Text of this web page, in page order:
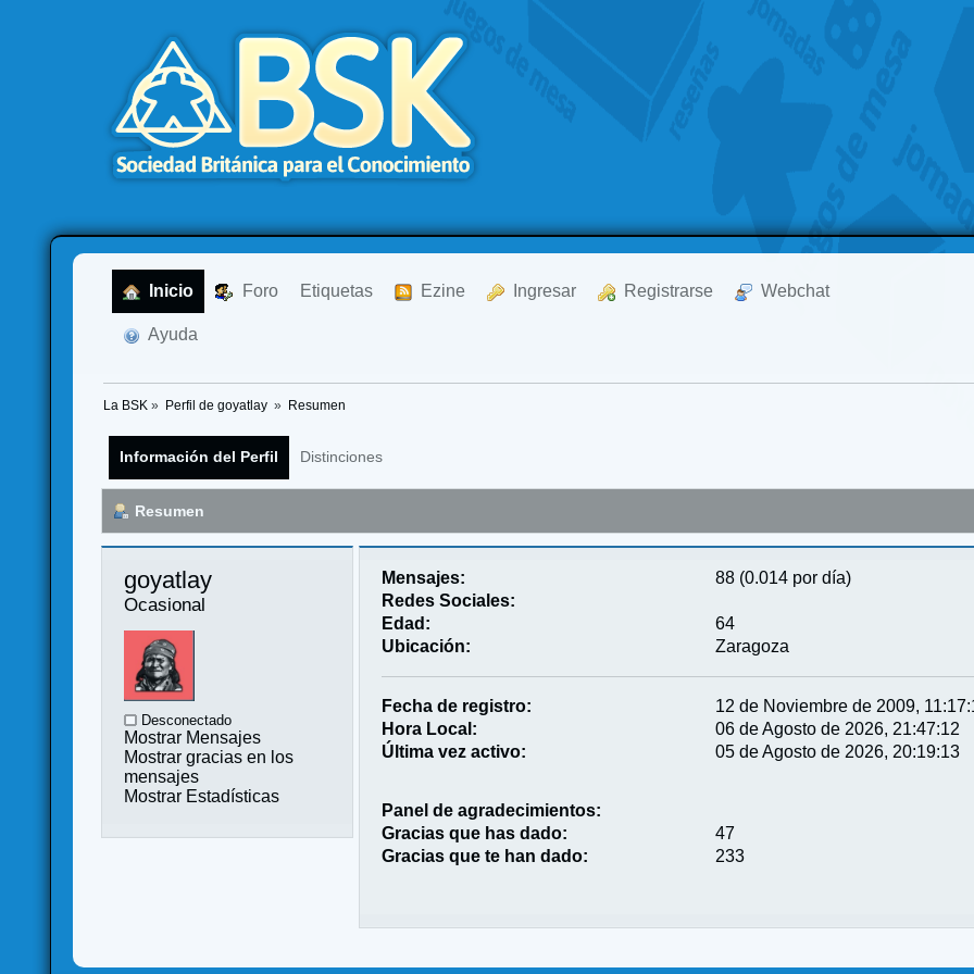
Inicio Foro Etiquetas Ezine Ingresar Registrarse Webchat
Ayuda
La BSK » Perfil de goyatlay » Resumen
Información del Perfil Distinciones
Resumen
goyatlay
Ocasional
Desconectado
Mostrar Mensajes
Mostrar gracias en los
mensajes
Mostrar Estadísticas
Mensajes:
88 (0.014 por día)
Redes Sociales:
Edad:
64
Ubicación:
Zaragoza
Fecha de registro:
12 de Noviembre de 2009,
Hora Local:
06 de Agosto de 2026, 21:47:12
Última vez activo:
05 de Agosto de 2026, 20:19:13
Panel de agradecimientos:
Gracias que has dado:
47
Gracias que te han dado:
233